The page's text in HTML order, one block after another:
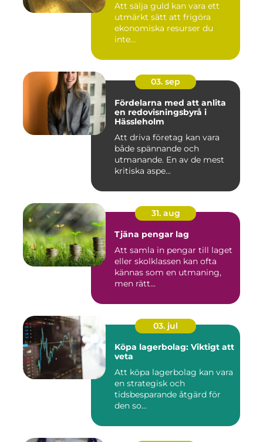
Att sälja guld kan vara ett
utmärkt sätt att frigöra
ekonomiska resurser du
inte...
03. sep
Fördelarna med att anlita
en redovisningsbyrå i
Hässleholm
Att driva företag kan vara
både spännande och
utmanande. En av de mest
kritiska aspe...
31. aug
Tjäna pengar lag
Att samla in pengar till laget
eller skolklassen kan ofta
kännas som en utmaning,
men rätt...
03. jul
Köpa lagerbolag: Viktigt att
veta
Att köpa lagerbolag kan vara
en strategisk och
tidsbesparande åtgärd för
den so...